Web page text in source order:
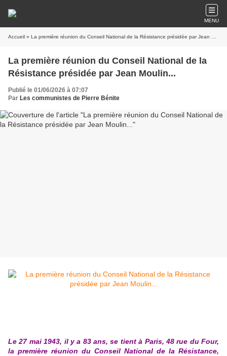
MENU
Accueil » La première réunion du Conseil National de la Résistance présidée par Jean Moulin...
La première réunion du Conseil National de la
Résistance présidée par Jean Moulin...
Publié le 01/06/2026 à 07:07
Par Les communistes de Pierre Bénite
Le 27 mai 1943, il y a 83 ans, se tient à Paris, 48 rue du Four,
la première réunion du Conseil National de la Résistance,